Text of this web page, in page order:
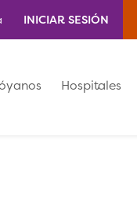
INICIAR SESIÓN
Hospitales